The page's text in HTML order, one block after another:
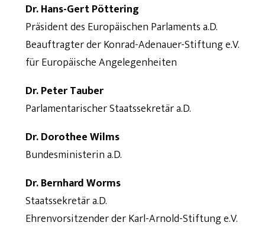
Dr. Hans-Gert Pöttering
Präsident des Europäischen Parlaments a.D.
Beauftragter der Konrad-Adenauer-Stiftung e.V.
für Europäische Angelegenheiten
Dr. Peter Tauber
Parlamentarischer Staatssekretär a.D.
Dr. Dorothee Wilms
Bundesministerin a.D.
Dr. Bernhard Worms
Staatssekretär a.D.
Ehrenvorsitzender der Karl-Arnold-Stiftung e.V.